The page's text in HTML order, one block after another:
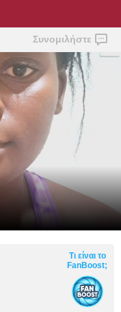
Συνομιλήστε
Τι είναι το
FanBoost;